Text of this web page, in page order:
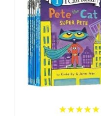
★★★★★
★★★★★